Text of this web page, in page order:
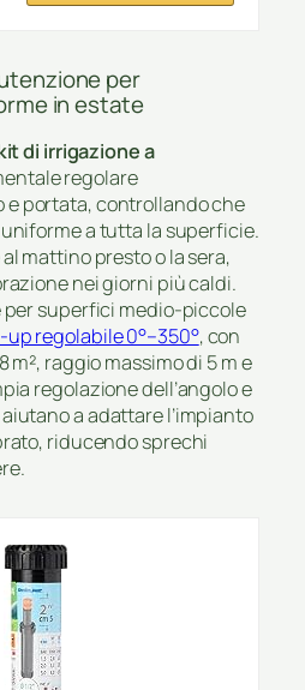
per
in estate
di irrigazione a
regolare
portata, controllando che
uniforme a tutta la superficie.
mattino presto o la sera,
nei giorni più caldi.
superfici medio-piccole
regolabile 0°–350°, con
m², raggio massimo di 5 m e
regolazione dell’angolo e
a adattare l’impianto
riducendo sprechi